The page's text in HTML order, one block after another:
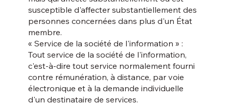
susceptible d'affecter substantiellement des
personnes concernées dans plus d'un État
membre.
« Service de la société de l'information » :
Tout service de la société de l'information,
c'est-à-dire tout service normalement fourni
contre rémunération, à distance, par voie
électronique et à la demande individuelle
d'un destinataire de services.